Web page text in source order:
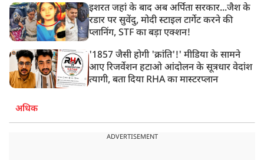
इशरत जहां के बाद अब अर्पिता सरकार...जैश के
रडार पर सुवेंदु, मोदी स्टाइल टार्गेट करने की
प्लानिंग, STF का बड़ा एक्शन!
'1857 जैसी होगी 'क्रांति'!' मीडिया के सामने
आए रिजर्वेशन हटाओ आंदोलन के सूत्रधार वेदांश
त्यागी, बता दिया RHA का मास्टरप्लान
अधिक
ADVERTISEMENT